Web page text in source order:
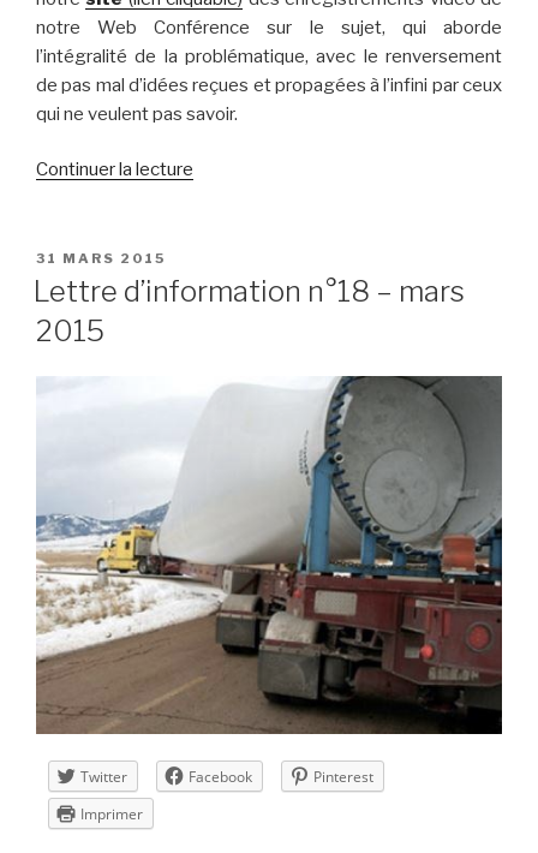
notre Web Conférence sur le sujet, qui aborde
l’intégralité de la problématique, avec le renversement
de pas mal d’idées reçues et propagées à l’infini par ceux
qui ne veulent pas savoir.
Continuer la lecture
n°50
semaine
PUBLIÉ
LE
31 MARS 2015
Lettre d’information n°18 – mars
2015
Twitter Facebook
Pinterest
Imprimer